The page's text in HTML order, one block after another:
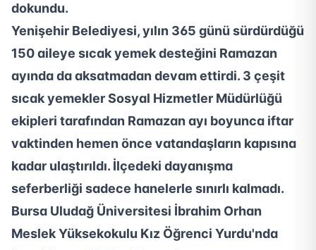
dokundu.
Yenişehir Belediyesi, yılın 365 günü sürdürdüğü
150 aileye sıcak yemek desteğini Ramazan
ayında da aksatmadan devam ettirdi. 3 çeşit
sıcak yemekler Sosyal Hizmetler Müdürlüğü
ekipleri tarafından Ramazan ayı boyunca iftar
vaktinden hemen önce vatandaşların kapısına
kadar ulaştırıldı. İlçedeki dayanışma
seferberliği sadece hanelerle sınırlı kalmadı.
Bursa Uludağ Üniversitesi İbrahim Orhan
Meslek Yüksekokulu Kız Öğrenci Yurdu'nda